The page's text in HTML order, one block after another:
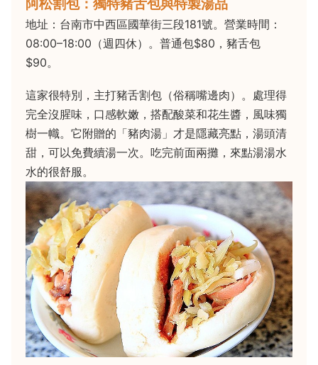
地址：台南市中西區國華街三段181號。營業時間：
08:00–18:00（週四休）。普通包$80，豬舌包
$90。
這家很特別，主打豬舌割包（俗稱嘴邊肉）。處理得
完全沒腥味，口感軟嫩，搭配酸菜和花生醬，風味獨
樹一幟。它附贈的「豬肉湯」才是隱藏亮點，湯頭清
甜，可以免費續湯一次。吃完前面兩攤，來點湯湯水
水的很舒服。